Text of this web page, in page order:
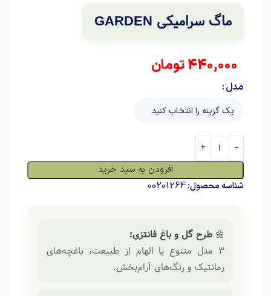
ماگ سرامیکی GARDEN
440,000تومان
مدل
افزودن به سبد خرید
شناسه محصول:00201264
🌼 طرح گل و باغ فانتزی:
3 مدل متنوع با الهام از طبیعت، باغچه‌های
رمانتیک و رنگ‌های آرام‌بخش.